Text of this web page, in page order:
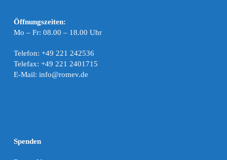
Öffnungszeiten:
Mo – Fr: 08.00 – 18.00 Uhr
Telefon: +49 221 242536
Telefax: +49 221 2401715
E-Mail: info@romev.de
Spenden